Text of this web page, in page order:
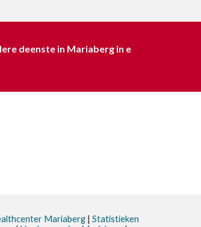
deenste in Mariaberg in e
Mariaberg| Statistieken